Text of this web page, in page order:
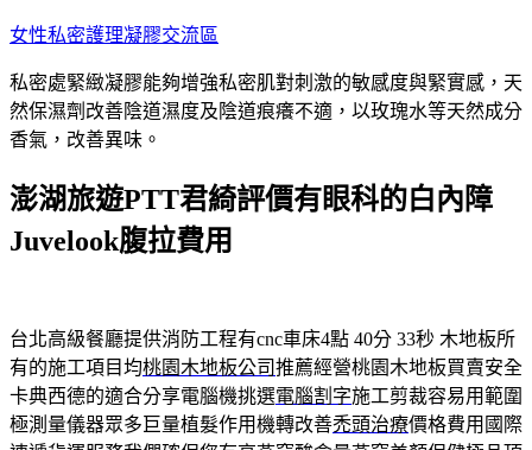
跳
主
要
內
女性私密護理凝膠交流區
私密處緊緻凝膠能夠增強私密肌對刺激的敏感度與緊實感，天
然保濕劑改善陰道濕度及陰道痕癢不適，以玫瑰水等天然成分
香氣，改善異味。
澎湖旅遊PTT君綺評價有眼科的白內障
Juvelook腹拉費用
台北高級餐廳提供消防工程有cnc車床4點 40分 33秒 木地板所
有的施工項目均桃園木地板公司推薦經營桃園木地板買賣安全
卡典西德的適合分享電腦機挑選電腦割字施工剪裁容易用範圍
極測量儀器眾多巨量植髮作用機轉改善禿頭治療價格費用國際